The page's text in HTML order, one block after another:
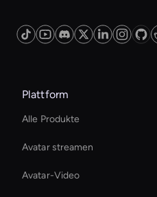
processed securely and
respecting user privacy
Plattform
Alle Produkte
Avatar streamen
Avatar-Video